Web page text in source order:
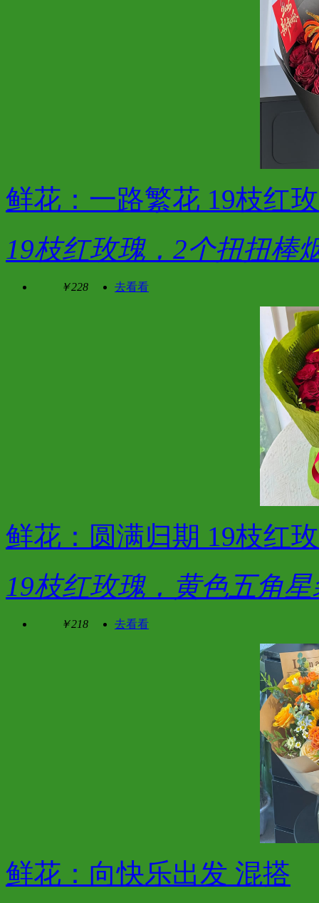
鲜花：一路繁花 19枝红
19枝红玫瑰，2个扭扭棒
￥228 去看看
鲜花：圆满归期 19枝红
19枝红玫瑰，黄色五角
￥218 去看看
鲜花：向快乐出发 混搭